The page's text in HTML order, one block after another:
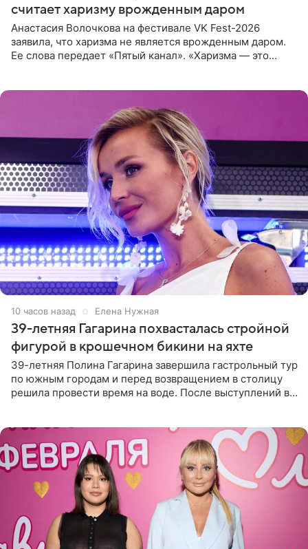
считает харизму врожденным даром
Анастасия Волочкова на фестивале VK Fest-2026
заявила, что харизма не является врожденным даром.
Ее слова передает «Пятый канал». «Харизма — это
10 часов назад Елена Нужная
39-летняя Гагарина похвасталась стройной
фигурой в крошечном бикини на яхте
39-летняя Полина Гагарина завершила гастрольный тур
по южным городам и перед возвращением в столицу
решила провести время на воде. После выступлений в